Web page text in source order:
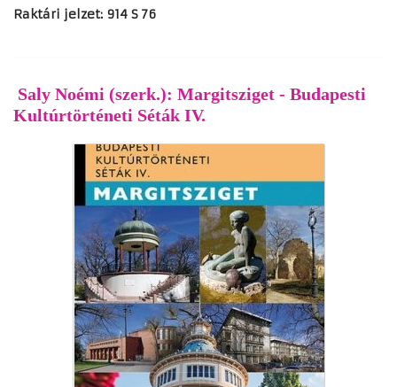
Raktári jelzet: 914 S 76
​ Saly Noémi (szerk.): Margitsziget - Budapesti
Kultúrtörténeti Séták IV.